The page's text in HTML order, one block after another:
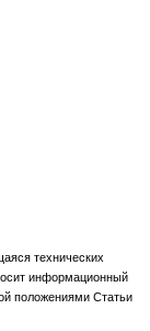
технических
информационный
положениями Статьи